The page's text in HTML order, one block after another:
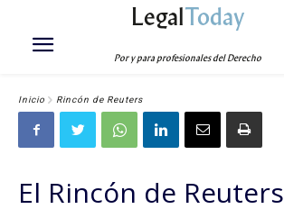
LegalToday
Por y para profesionales del Derecho
Inicio Rincón de Reuters
El Rincón de Reuters